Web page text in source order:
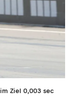
Ziel 0,003 sec